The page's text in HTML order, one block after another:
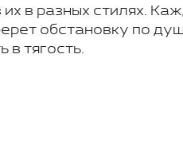
в разных стилях.
обстановку по
в тягость.